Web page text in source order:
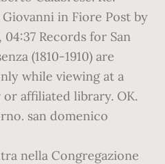
in Fiore Post by
04:37 Records for San
(1810-1910) are
while viewing at a
affiliated library. OK.
san domenico
nella Congregazione